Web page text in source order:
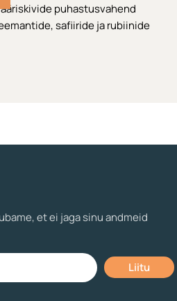
puhastusvahend
safiiride ja rubiinide
et ei jaga sinu andmeid